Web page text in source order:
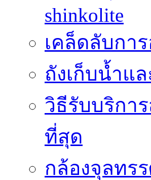
shinkolite
เคล็ดลับกา
ถังเก็บน้ำแ
วิธีรับบริกา
ที่สุด
กล้องจุลทร